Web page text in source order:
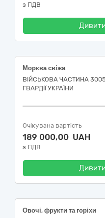
з ПДВ
Морква свіжа
ВІЙСЬКОВА ЧАСТИНА
ГВАРДІЇ УКРАЇНИ
Очікувана вартість
189 000,00 UAH
з ПДВ
Овочі, фрукти та горіхи